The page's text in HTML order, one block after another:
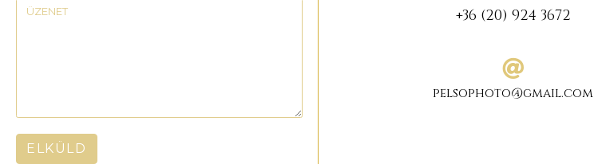
ELKÜLD
+36 (20) 924 3672
pelsophoto@gmail.com